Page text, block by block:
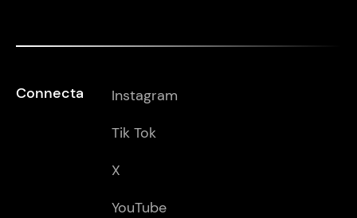
Connecta
Instagram
Tik Tok
X
YouTube